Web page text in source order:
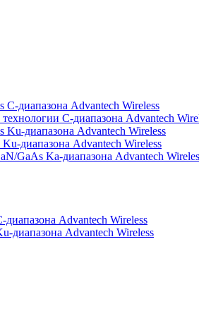
диапазона Advantech Wireless
С-диапазона Advantech
диапазона Advantech Wireless
диапазона Advantech Wireless
GaAs Ka-диапазона Advantech
Advantech Wireless
диапазона Advantech Wireless